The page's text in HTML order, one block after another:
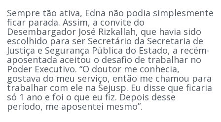
Sempre tão ativa, Edna não podia simplesmente
ficar parada. Assim, a convite do
Desembargador José Rizkallah, que havia sido
escolhido para ser Secretário da Secretaria de
Justiça e Segurança Pública do Estado, a recém-
aposentada aceitou o desafio de trabalhar no
Poder Executivo. “O doutor me conhecia,
gostava do meu serviço, então me chamou para
trabalhar com ele na Sejusp. Eu disse que ficaria
só 1 ano e foi o que eu fiz. Depois desse
período, me aposentei mesmo”.